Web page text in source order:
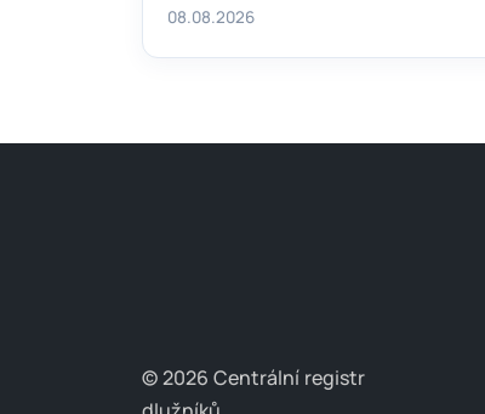
08.08.2026
© 2026 Centrální registr